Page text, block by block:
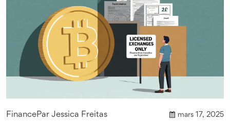
FinancePar Jessica Freitas mars 17, 2025